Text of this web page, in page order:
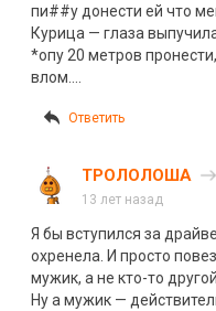
пи##у донести ей что
Курица — глаза
*опу 20 метров
влом….
Ответить
ТРОЛОЛОША
13 лет назад
Я бы вступился за
охренела. И просто
мужик, а не кто-то
Ну а мужик —